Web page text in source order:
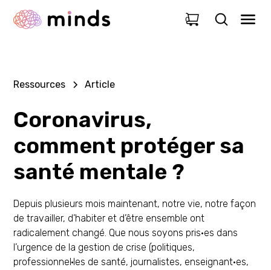
0
Ressources Article
Coronavirus,
comment protéger sa
santé mentale ?
Depuis plusieurs mois maintenant, notre vie, notre façon
de travailler, d’habiter et d’être ensemble ont
radicalement changé. Que nous soyons pris·es dans
l’urgence de la gestion de crise (politiques,
professionnel·les de santé, journalistes, enseignant·es,